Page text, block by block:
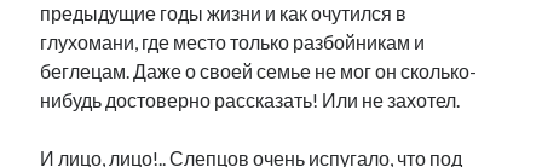
предыдущие годы жизни и как очутился в
глухомани, где место только разбойникам и
беглецам. Даже о своей семье не мог он сколько-
нибудь достоверно рассказать! Или не захотел.
И лицо, лицо!.. Слепцов очень испугало, что под